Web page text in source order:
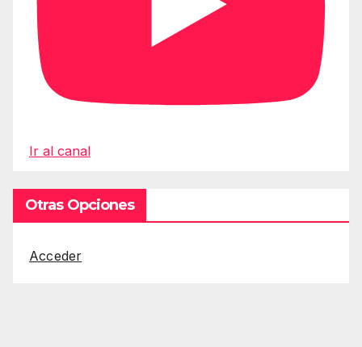
Ir al canal
Otras Opciones
Acceder